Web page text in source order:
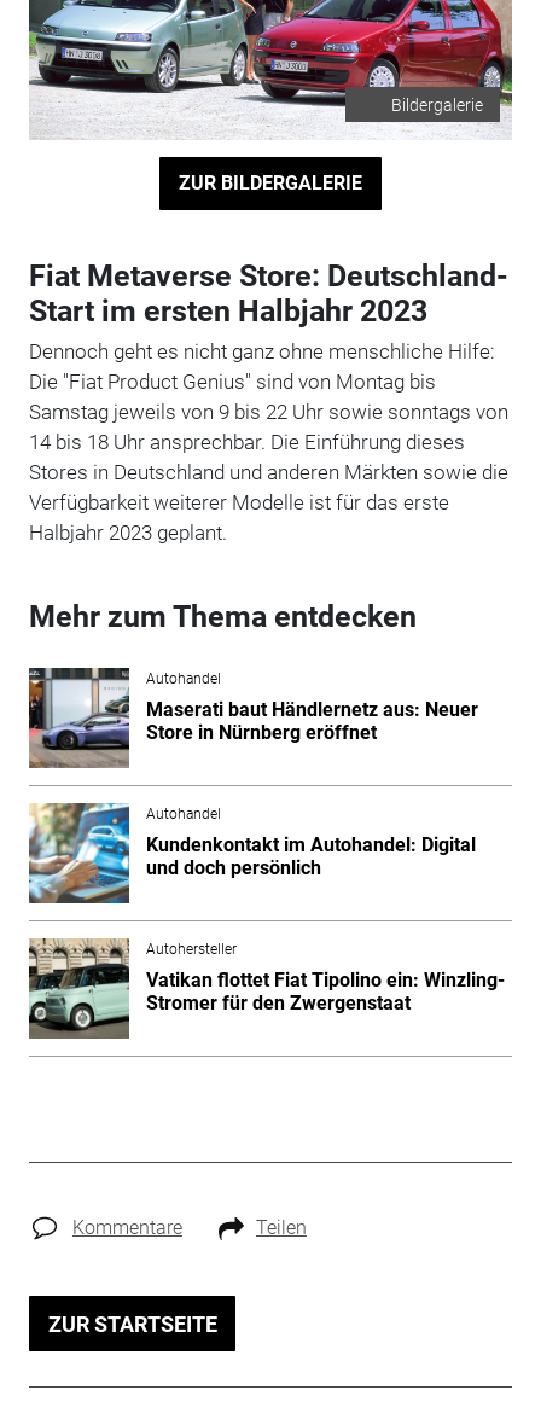
Bildergalerie
ZUR BILDERGALERIE
Fiat Metaverse Store: Deutschland-
Start im ersten Halbjahr 2023
Dennoch geht es nicht ganz ohne menschliche Hilfe:
Die "Fiat Product Genius" sind von Montag bis
Samstag jeweils von 9 bis 22 Uhr sowie sonntags von
14 bis 18 Uhr ansprechbar. Die Einführung dieses
Stores in Deutschland und anderen Märkten sowie die
Verfügbarkeit weiterer Modelle ist für das erste
Halbjahr 2023 geplant.
Mehr zum Thema entdecken
Autohandel
Maserati baut Händlernetz aus: Neuer
Store in Nürnberg eröffnet
Autohandel
Kundenkontakt im Autohandel: Digital
und doch persönlich
Autohersteller
Vatikan flottet Fiat Tipolino ein: Winzling-
Stromer für den Zwergenstaat
Kommentare Teilen
ZUR STARTSEITE